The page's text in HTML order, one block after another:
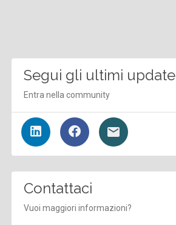
Segui gli ultimi update
Entra nella community
Contattaci
Vuoi maggiori informazioni?